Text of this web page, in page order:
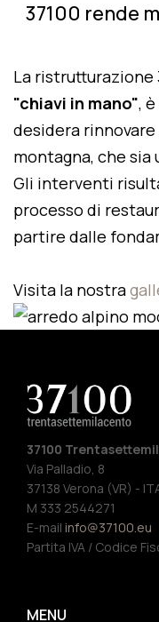
37100 rende
La ristrutturazione
"chiavi in mano",
desidera
montagna, che sia
Gli interventi
processo di
partire dalle
Visita la nostra
37100
Via Palladio, 8
37138 Verona (VR) -
M 333 2544271
E-mail info@37100.eu
Partita IVA / Codice
MENU